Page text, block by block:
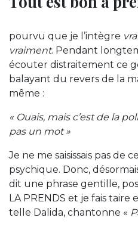
pourvu que je l’intègre
vraiment. Pendant
écouter distraitement ce
balayant du revers de la
même :
« Ouais, mais c’est de la
pas un mot »
Je ne me saisissais pas de
psychique. Donc,
dit une phrase gentille,
LA PRENDS et je fais
telle Dalida, chantonne «